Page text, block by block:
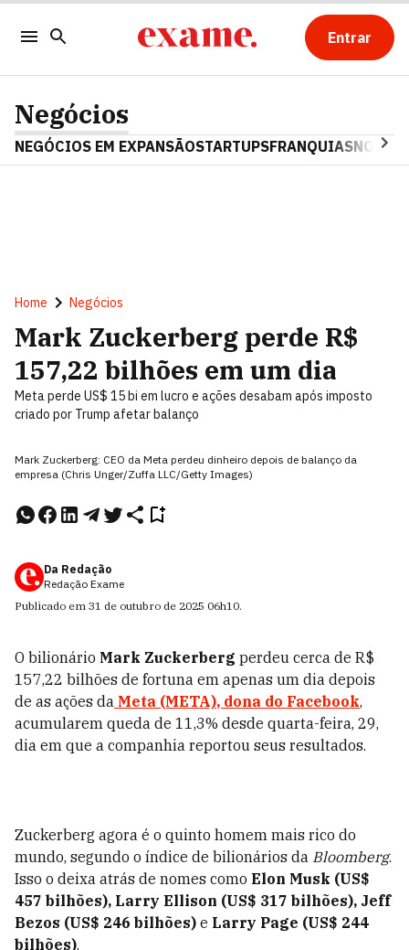
Entrar
Negócios
NEGÓCIOS EM EXPANSÃOSTARTUPSFRANQUIAS
Home Negócios
Mark Zuckerberg perde R$
157,22 bilhões em um dia
Meta perde US$ 15 bi em lucro e ações desabam após imposto
criado por Trump afetar balanço
Mark Zuckerberg: CEO da Meta perdeu dinheiro depois de balanço da
empresa (Chris Unger/Zuffa LLC/Getty Images)
Da Redação
Redação Exame
Publicado em 31 de outubro de 2025 06h10.
O bilionário Mark Zuckerberg perdeu cerca de R$
157,22 bilhões de fortuna em apenas um dia depois
de as ações da Meta (META), dona do Facebook,
acumularem queda de 11,3% desde quarta-feira, 29,
dia em que a companhia reportou seus resultados.
Zuckerberg agora é o quinto homem mais rico do
mundo, segundo o índice de bilionários da Bloomberg.
Isso o deixa atrás de nomes como Elon Musk (US$
457 bilhões), Larry Ellison (US$ 317 bilhões), Jeff
Bezos (US$ 246 bilhões) e Larry Page (US$ 244
bilhões).